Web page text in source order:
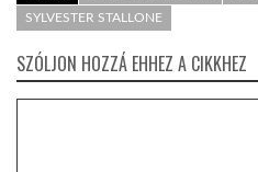
SYLVESTER STALLONE
SZÓLJON HOZZÁ EHHEZ A CIKKHEZ